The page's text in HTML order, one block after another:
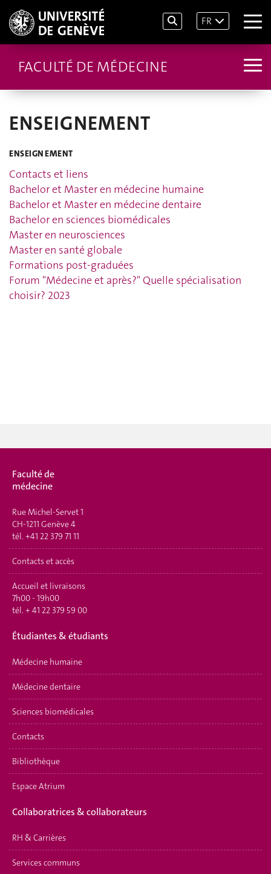
FR
FACULTÉ DE MÉDECINE
ENSEIGNEMENT
ENSEIGNEMENT
Contacts et liens
Bachelor et Master en médecine humaine
Bachelor et Master en médecine dentaire
Bachelor en sciences biomédicales
Master en neurosciences
Master en santé globale
Formations post-graduées
Forum "Médecine et après?" Quelle spécialisation
choisir? 2023
Faculté de
médecine
Rue Michel-Servet 1
CH-1211 Genève 4
tél. +41 22 379 71 11
Contacts et accès
Accueil et livraisons
7h00 - 19h00
tél. + 41 22 379 59 00
Étudiantes & étudiants
Médecine humaine
Médecine dentaire
Sciences biomédicales
Contacts
Bibliothèque
Espace Atrium
Collaboratrices & collaborateurs
RH & Carrières
Services communs